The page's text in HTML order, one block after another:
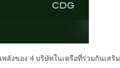
ลังของ 4 บริษัทในเครือที่ร่วมกันเสริม